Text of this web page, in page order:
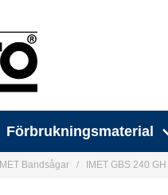
Förbrukningsmaterial
IMET Bandsågar IMET GBS 240 GH